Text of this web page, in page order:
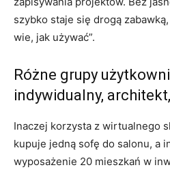
szybko staje się drogą
wie, jak używać”.
Różne grupy
indywidualny,
Inaczej korzysta z wirtualnego
kupuje jedną sofę do salonu, a
wyposażenie 20 mieszkań w